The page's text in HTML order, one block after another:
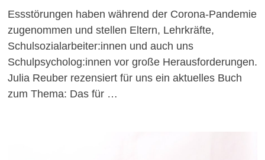
Essstörungen haben während der Corona-Pandemie
zugenommen und stellen Eltern, Lehrkräfte,
Schulsozialarbeiter:innen und auch uns
Schulpsycholog:innen vor große Herausforderungen.
Julia Reuber rezensiert für uns ein aktuelles Buch
zum Thema: Das für …